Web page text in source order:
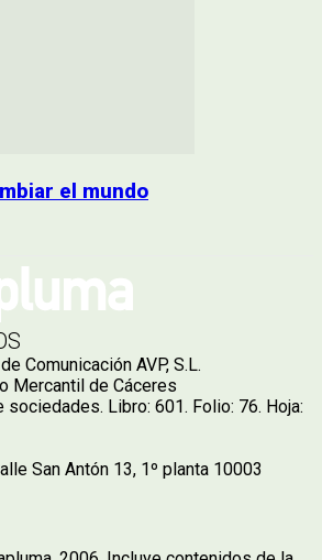
el mundo
Comunicación AVP, S.L.
Mercantil de Cáceres
sociedades. Libro: 601. Folio: 76. Hoja:
San Antón 13, 1º planta 10003